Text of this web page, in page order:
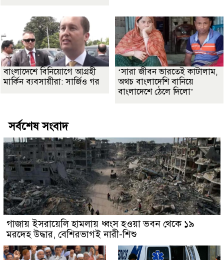
বাংলাদেশে বিনিয়োগে আগ্রহী
মার্কিন ব্যবসায়ীরা: সার্জিও গর
‘সারা জীবন ভারতেই কাটালাম,
অথচ বাংলাদেশি বানিয়ে
বাংলাদেশে ঠেলে দিলো’
সর্বশেষ সংবাদ
গাজায় ইসরায়েলি হামলায় ধ্বংস হওয়া ভবন থেকে ১৯
মরদেহ উদ্ধার, বেশিরভাগই নারী-শিশু